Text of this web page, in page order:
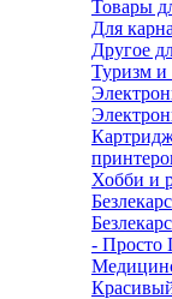
Товары
Для
Другое
Туризм и
Хобби и
- Просто